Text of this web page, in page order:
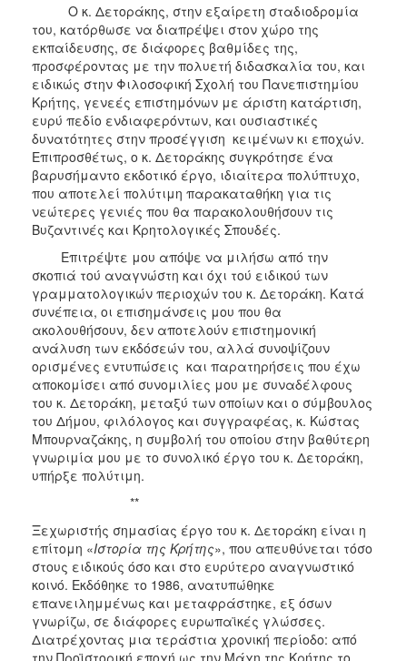
Ο κ. Δετοράκης, στην εξαίρετη σταδιοδρομία
του, κατόρθωσε να διαπρέψει στον χώρο της
εκπαίδευσης, σε διάφορες βαθμίδες της,
προσφέροντας με την πολυετή διδασκαλία του, και
ειδικώς στην Φιλοσοφική Σχολή του Πανεπιστημίου
Κρήτης, γενεές επιστημόνων με άριστη κατάρτιση,
ευρύ πεδίο ενδιαφερόντων, και ουσιαστικές
δυνατότητες στην προσέγγιση κειμένων κι εποχών.
Επιπροσθέτως, ο κ. Δετοράκης συγκρότησε ένα
βαρυσήμαντο εκδοτικό έργο, ιδιαίτερα πολύπτυχο,
που αποτελεί πολύτιμη παρακαταθήκη για τις
νεώτερες γενιές που θα παρακολουθήσουν τις
Βυζαντινές και Κρητολογικές Σπουδές.
Επιτρέψτε μου απόψε να μιλήσω από την
σκοπιά τού αναγνώστη και όχι τού ειδικού των
γραμματολογικών περιοχών του κ. Δετοράκη. Κατά
συνέπεια, οι επισημάνσεις μου που θα
ακολουθήσουν, δεν αποτελούν επιστημονική
ανάλυση των εκδόσεών του, αλλά συνοψίζουν
ορισμένες εντυπώσεις και παρατηρήσεις που έχω
αποκομίσει από συνομιλίες μου με συναδέλφους
του κ. Δετοράκη, μεταξύ των οποίων και ο σύμβουλος
του Δήμου, φιλόλογος και συγγραφέας, κ. Κώστας
Μπουρναζάκης, η συμβολή του οποίου στην βαθύτερη
γνωριμία μου με το συνολικό έργο του κ. Δετοράκη,
υπήρξε πολύτιμη.
**
Ξεχωριστής σημασίας έργο του κ. Δετοράκη είναι η
επίτομη «Ιστορία της Κρήτης», που απευθύνεται τόσο
στους ειδικούς όσο και στο ευρύτερο αναγνωστικό
κοινό. Εκδόθηκε το 1986, ανατυπώθηκε
επανειλημμένως και μεταφράστηκε, εξ όσων
γνωρίζω, σε διάφορες ευρωπαϊκές γλώσσες.
Διατρέχοντας μια τεράστια χρονική περίοδο: από
την Προϊστορική εποχή ως την Μάχη της Κρήτης το